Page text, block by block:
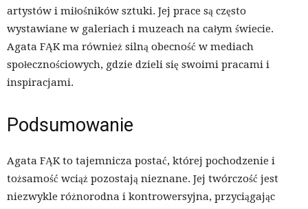
artystów i miłośników sztuki. Jej prace są często
wystawiane w galeriach i muzeach na całym świecie.
Agata FĄK ma również silną obecność w mediach
społecznościowych, gdzie dzieli się swoimi pracami i
inspiracjami.
Podsumowanie
Agata FĄK to tajemnicza postać, której pochodzenie i
tożsamość wciąż pozostają nieznane. Jej twórczość jest
niezwykle różnorodna i kontrowersyjna, przyciągając